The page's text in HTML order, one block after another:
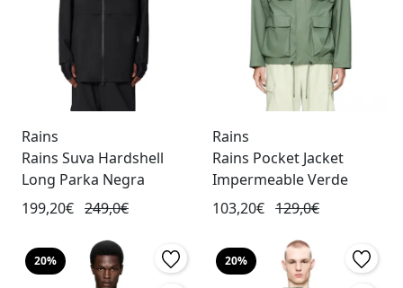
Rains
Rains Suva Hardshell
Long Parka Negra
199,20€ 249,0€
Rains
Rains Pocket Jacket
Impermeable Verde
103,20€ 129,0€
20% 20%